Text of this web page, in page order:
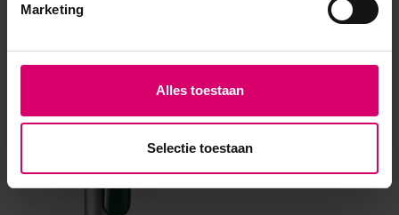
Marketing
Alles toestaan
Selectie toestaan